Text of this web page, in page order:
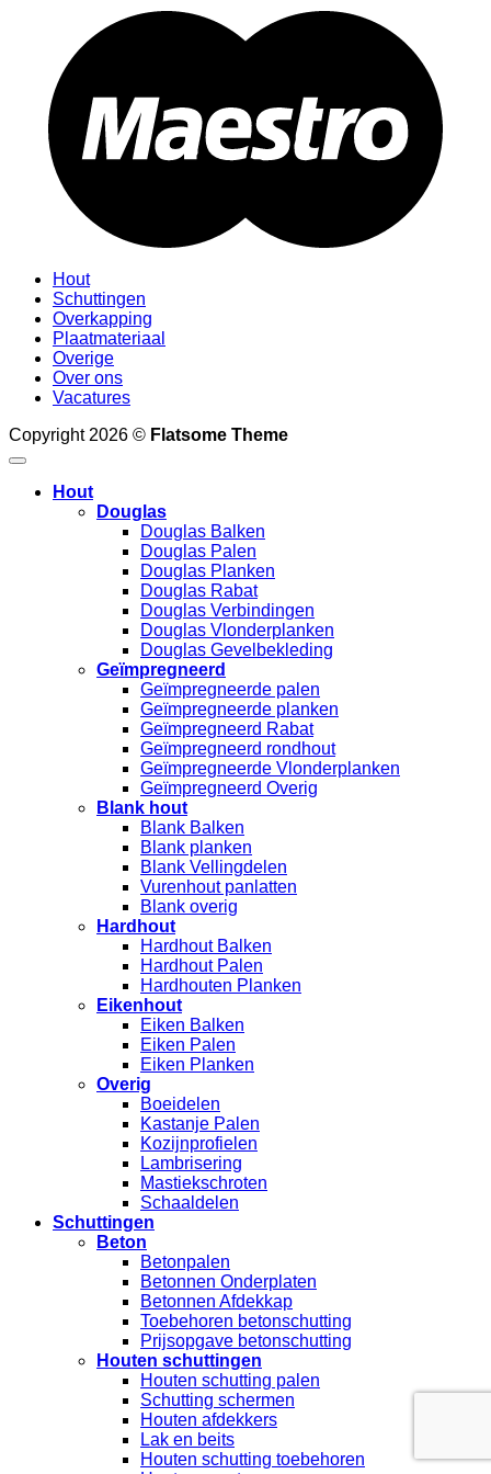
Hout
Schuttingen
Overkapping
Plaatmateriaal
Overige
Over ons
Vacatures
Copyright 2026 © Flatsome Theme
Hout
Douglas
Douglas Balken
Douglas Palen
Douglas Planken
Douglas Rabat
Douglas Verbindingen
Douglas Vlonderplanken
Douglas Gevelbekleding
Geïmpregneerd
Geïmpregneerde palen
Geïmpregneerde planken
Geïmpregneerd Rabat
Geïmpregneerd rondhout
Geïmpregneerde Vlonderplanken
Geïmpregneerd Overig
Blank hout
Blank Balken
Blank planken
Blank Vellingdelen
Vurenhout panlatten
Blank overig
Hardhout
Hardhout Balken
Hardhout Palen
Hardhouten Planken
Eikenhout
Eiken Balken
Eiken Palen
Eiken Planken
Overig
Boeidelen
Kastanje Palen
Kozijnprofielen
Lambrisering
Mastiekschroten
Schaaldelen
Schuttingen
Beton
Betonpalen
Betonnen Onderplaten
Betonnen Afdekkap
Toebehoren betonschutting
Prijsopgave betonschutting
Houten schuttingen
Houten schutting palen
Schutting schermen
Houten afdekkers
Lak en beits
Houten schutting toebehoren